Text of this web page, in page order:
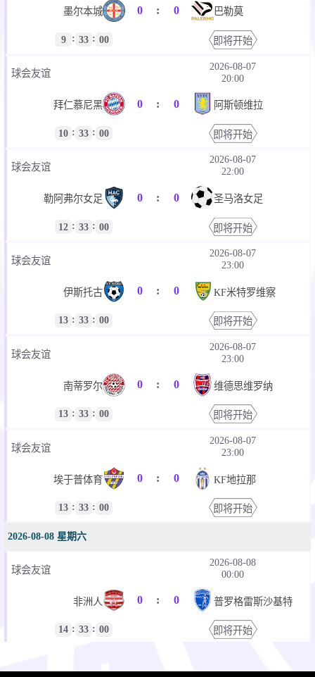
墨尔本城 0 : 0 巴勒莫
9 : 33 : 00 即将开始
球会友谊
2026-08-07
20:00
拜仁慕尼黑 0 : 0 阿斯顿维拉
10 : 33 : 00 即将开始
球会友谊
2026-08-07
22:00
勒阿弗尔女足 0 : 0 圣马洛女足
12 : 33 : 00 即将开始
球会友谊
2026-08-07
23:00
伊斯托古 0 : 0 KF米特罗维察
13 : 33 : 00 即将开始
球会友谊
2026-08-07
23:00
南蒂罗尔 0 : 0 维德思维罗纳
13 : 33 : 00 即将开始
球会友谊
2026-08-07
23:00
埃于普体育 0 : 0 KF地拉那
13 : 33 : 00 即将开始
2026-08-08 星期六
球会友谊
2026-08-08
00:00
非洲人 0 : 0 普罗格雷斯沙基特
14 : 33 : 00 即将开始